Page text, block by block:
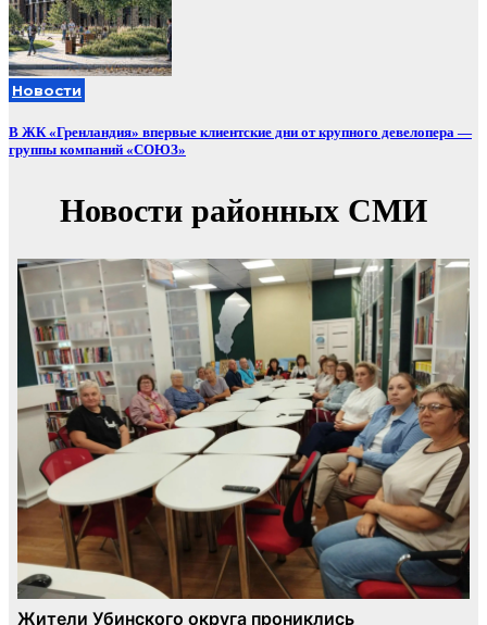
Новости
В ЖК «Гренландия» впервые клиентские дни от крупного девелопера —
группы компаний «СОЮЗ»